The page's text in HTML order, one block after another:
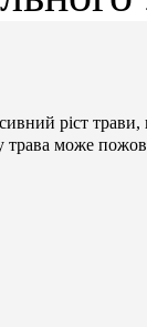
ріст
трава може